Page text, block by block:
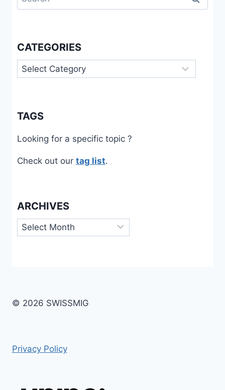
for:
CATEGORIES
Categories
TAGS
Looking for a specific topic ?
Check out our tag list.
ARCHIVES
Archives
© 2026 SWISSMIG
Privacy Policy